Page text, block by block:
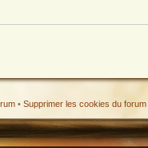
• Supprimer les cookies du forum